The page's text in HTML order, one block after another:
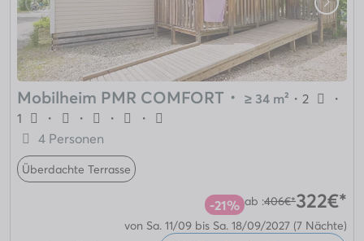
Mobilheim PMR COMFORT ・ ≥ 34 m² ・ 2
・
1
・ ・ ・
・
4 Personen
Überdachte Terrasse
-21% ab :406€*322€*
von Sa. 11/09 bis Sa. 18/09/2027 (7 Nächte)